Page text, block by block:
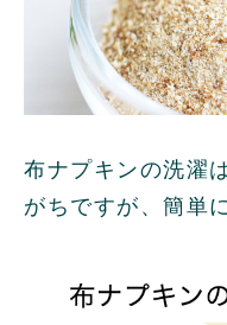
布ナプキンの洗濯
がちですが、簡単